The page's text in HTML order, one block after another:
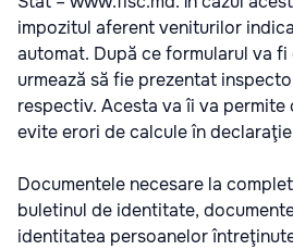
impozitul aferent veniturilor
automat. După ce formularul va
urmează să fie prezentat
respectiv. Acesta va îi va
evite erori de calcule în
Documentele necesare la
buletinul de identitate,
identitatea persoanelor